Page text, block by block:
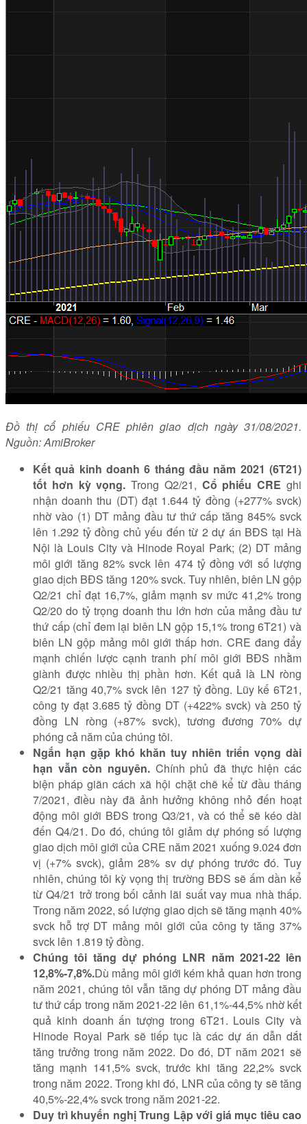
Đồ thị cổ phiếu CRE phiên giao dịch ngày 31/08/2021.
Nguồn: AmiBroker
Kết quả kinh doanh 6 tháng đầu năm 2021 (6T21)
tốt hơn kỳ vọng.Trong Q2/21, Cổ phiếu CRE ghi
nhận doanh thu (DT) đạt 1.644 tỷ đồng (+277% svck)
nhờ vào (1) DT mảng đầu tư thứ cấp tăng 845% svck
lên 1.292 tỷ đồng chủ yếu đến từ 2 dự án BĐS tại Hà
Nội là Louis City và Hinode Royal Park; (2) DT mảng
môi giới tăng 82% svck lên 474 tỷ đồng với số lượng
giao dịch BĐS tăng 120% svck. Tuy nhiên, biên LN gộp
Q2/21 chỉ đạt 16,7%, giảm mạnh sv mức 41,2% trong
Q2/20 do tỷ trọng doanh thu lớn hơn của mảng đầu tư
thứ cấp (chỉ đem lại biên LN gộp 15,1% trong 6T21) và
biên LN gộp mảng môi giới thấp hơn. CRE đang đẩy
mạnh chiến lược cạnh tranh phí môi giới BĐS nhằm
giành được nhiều thị phần hơn. Kết quả là LN ròng
Q2/21 tăng 40,7% svck lên 127 tỷ đồng. Lũy kế 6T21,
công ty đạt 3.685 tỷ đồng DT (+422% svck) và 250 tỷ
đồng LN ròng (+87% svck), tương đương 70% dự
phóng cả năm của chúng tôi.
Ngắn hạn gặp khó khăn tuy nhiên triển vọng dài
hạn vẫn còn nguyên. Chính phủ đã thực hiện các
biện pháp giãn cách xã hội chặt chẽ kể từ đầu tháng
7/2021, điều này đã ảnh hưởng không nhỏ đến hoạt
động môi giới BĐS trong Q3/21, và có thể sẽ kéo dài
đến Q4/21. Do đó, chúng tôi giảm dự phóng số lượng
giao dịch môi giới của CRE năm 2021 xuống 9.024 đơn
vị (+7% svck), giảm 28% sv dự phóng trước đó. Tuy
nhiên, chúng tôi kỳ vọng thị trường BĐS sẽ ấm dần kể
từ Q4/21 trở trong bối cảnh lãi suất vay mua nhà thấp.
Trong năm 2022, số lượng giao dịch sẽ tăng mạnh 40%
svck hỗ trợ DT mảng môi giới của công ty tăng 37%
svck lên 1.819 tỷ đồng.
Chúng tôi tăng dự phóng LNR năm 2021-22 lên
12,8%-7,8%.Dù mảng môi giới kém khả quan hơn trong
năm 2021, chúng tôi vẫn tăng dự phóng DT mảng đầu
tư thứ cấp trong năm 2021-22 lên 61,1%-44,5% nhờ kết
quả kinh doanh ấn tượng trong 6T21. Louis City và
Hinode Royal Park sẽ tiếp tục là các dự án dẫn dắt
tăng trưởng trong năm 2022. Do đó, DT năm 2021 sẽ
tăng mạnh 141,5% svck, trước khi tăng 22,2% svck
trong năm 2022. Trong khi đó, LNR của công ty sẽ tăng
40,5%-22,4% svck trong năm 2021-22.
Duy trì khuyến nghị Trung Lập với giá mục tiêu cao